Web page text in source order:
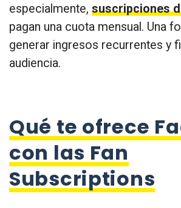
especialmente, suscripciones
pagan una cuota mensual. Una
generar ingresos recurrentes y
audiencia.
Qué te ofrece
con las Fan
Subscriptions